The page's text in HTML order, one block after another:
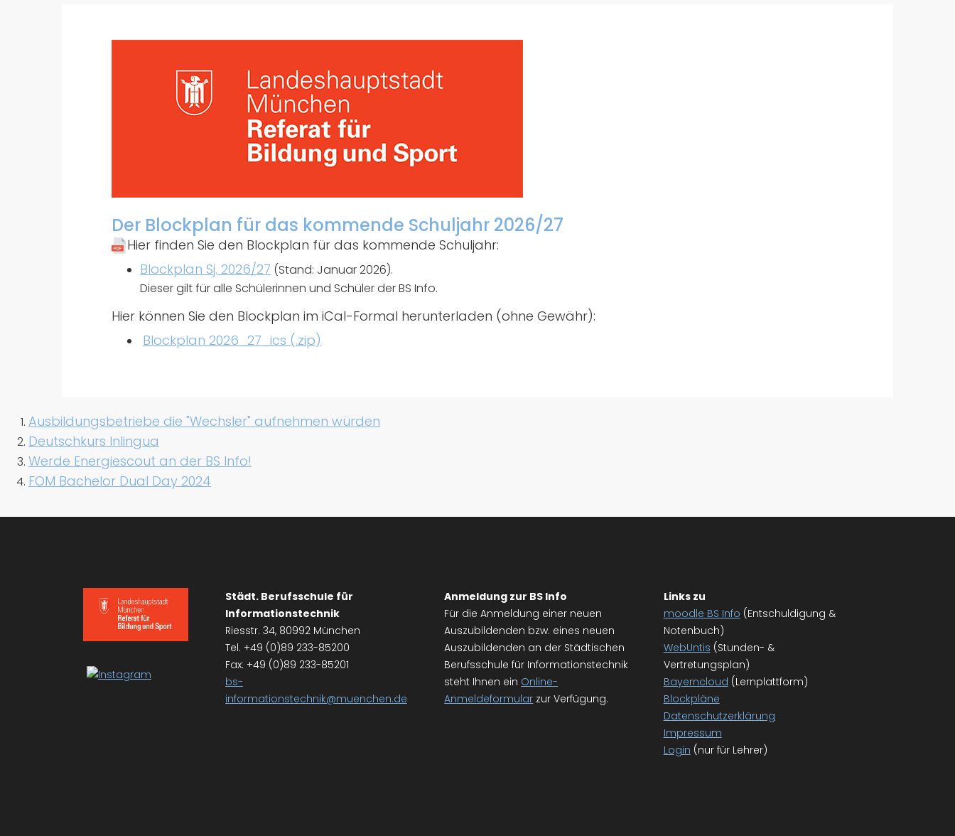
Der Blockplan für das kommende Schuljahr 2026/27
Hier finden Sie den Blockplan für das kommende Schuljahr:
Blockplan Sj. 2026/27 (Stand: Januar 2026).
Dieser gilt für alle Schülerinnen und Schüler der BS Info.
Hier können Sie den Blockplan im iCal-Formal herunterladen (ohne Gewähr):
Blockplan 2026_27_ics (.zip)
Ausbildungsbetriebe die "Wechsler" aufnehmen würden
Deutschkurs Inlingua
Werde Energiescout an der BS Info!
FOM Bachelor Dual Day 2024
Städt. Berufsschule für
Informationstechnik
Riesstr. 34, 80992 München
Tel. +49 (0)89 233-85200
Fax: +49 (0)89 233-85201
bs-
informationstechnik@muenchen.de
Anmeldung zur BS Info
Für die Anmeldung einer neuen
Auszubildenden bzw. eines neuen
Auszubildenden an der Städtischen
Berufsschule für Informationstechnik
steht Ihnen ein Online-
Anmeldeformular zur Verfügung.
Links zu
moodle BS Info (Entschuldigung &
Notenbuch)
WebUntis (Stunden- &
Vertretungsplan)
Bayerncloud (Lernplattform)
Blockpläne
Datenschutzerklärung
Impressum
Login (nur für Lehrer)